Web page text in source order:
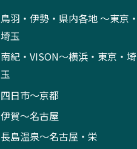
鳥羽・伊勢・県内各地 ～東京・
埼玉
南紀・VISON～横浜・東京・埼
玉
四日市～京都
伊賀～名古屋
長島温泉～名古屋・栄